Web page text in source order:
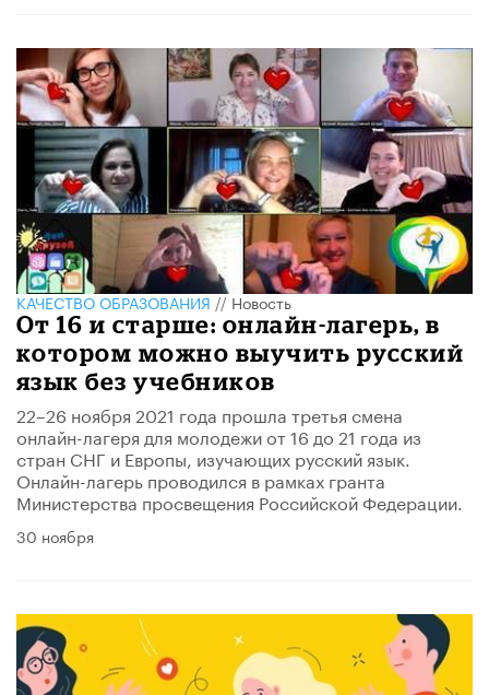
КАЧЕСТВО ОБРАЗОВАНИЯ//Новость
От 16 и старше: онлайн-лагерь, в
котором можно выучить русский
язык без учебников
22–26 ноября 2021 года прошла третья смена
онлайн-лагеря для молодежи от 16 до 21 года из
стран СНГ и Европы, изучающих русский язык.
Онлайн-лагерь проводился в рамках гранта
Министерства просвещения Российской Федерации.
30 ноября